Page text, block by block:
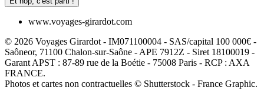
www.voyages-girardot.com
© 2026 Voyages Girardot - IM071100004 - SAS/capital 100 000€ -
Saôneor, 71100 Chalon-sur-Saône - APE 7912Z - Siret 18100019 -
Garant APST : 87-89 rue de la Boétie - 75008 Paris - RCP : AXA
FRANCE.
Photos et cartes non contractuelles © Shutterstock - France Graphic.